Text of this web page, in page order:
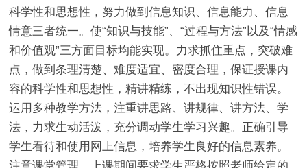
科学性和思想性，努力做到信息知识、信息能力、信息
情意三者统一。使“知识与技能”、“过程与方法”以及“情感
和价值观”三方面目标均能实现。力求抓住重点，突破难
点，做到条理清楚、难度适宜、密度合理，保证授课内
容的科学性和思想性，精讲精练，不出现知识性错误。
运用多种教学方法，注重讲思路、讲规律、讲方法、学
法，力求生动活泼，充分调动学生学习兴趣。正确引导
学生看待和使用网上信息，培养学生良好的信息素养。